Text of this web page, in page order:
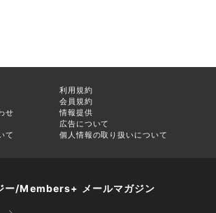
利用規約
会員規約
せ
情報提供
広告について
て
個人情報の取り扱いについて
ー/Members+ メールマガジン